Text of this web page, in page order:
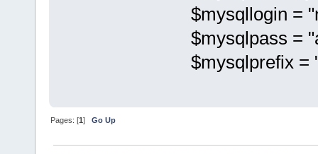
$mysqllogin =
$mysqlpass =
$mysqlprefix =
Pages: [1]Go Up